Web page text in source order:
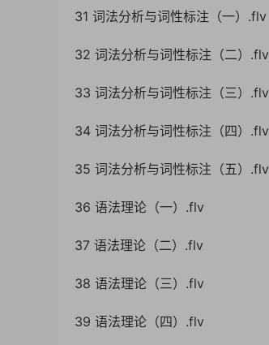
31 词法分析与词性标注（一）.flv
32 词法分析与词性标注（二）.flv
33 词法分析与词性标注（三）.flv
34 词法分析与词性标注（四）.flv
35 词法分析与词性标注（五）.flv
36 语法理论（一）.flv
37 语法理论（二）.flv
38 语法理论（三）.flv
39 语法理论（四）.flv